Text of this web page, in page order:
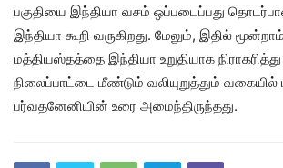
பகுதியை இந்தியா வசம் ஒப்படைப்பது
இந்தியா கூறி வருகிறது. மேலும், இதில் மூன்றாம்
மத்தியஸ்தத்தை இந்தியா உறுதியாக
நிலைப்பாட்டை மீண்டும் வலியுறுத்தும் வகையில்
பர்வதனேனியின் உரை அமைந்திருந்தது.